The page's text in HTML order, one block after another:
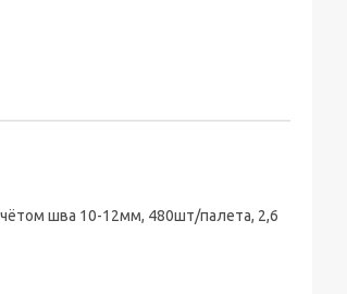
шва 10-12мм, 480шт/палета, 2,6